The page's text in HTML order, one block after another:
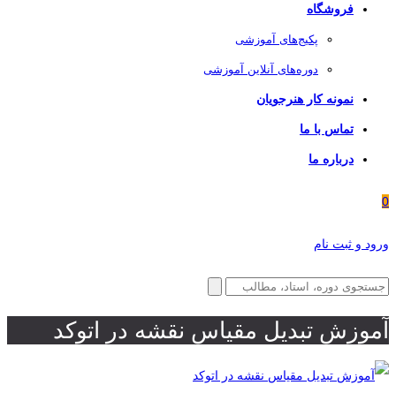
فروشگاه
پکیج‌های آموزشی
دوره‌های آنلاین آموزشی
نمونه کار هنرجویان
تماس با ما
درباره ما
0
ورود و ثبت نام
آموزش تبدیل مقیاس نقشه در اتوکد